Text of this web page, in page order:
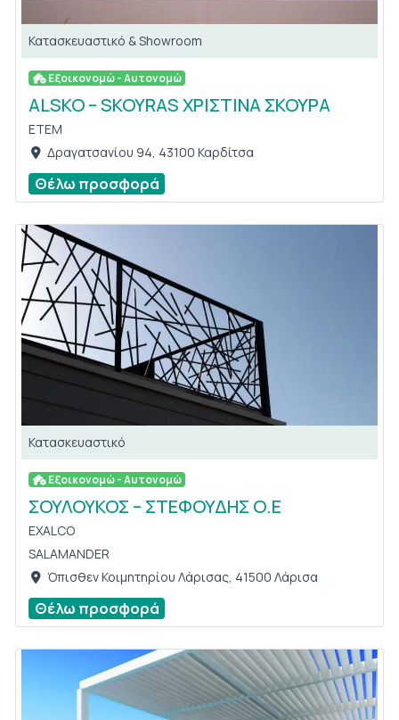
Κατασκευαστικό & Showroom
Εξοικονομώ - Αυτονομώ
ALSKO – SKOYRAS ΧΡΙΣΤΙΝΑ ΣΚΟΥΡΑ
ETEM
Δραγατσανίου 94, 43100 Καρδίτσα
Θέλω προσφορά
Κατασκευαστικό
Εξοικονομώ - Αυτονομώ
ΣΟΥΛΟΥΚΟΣ – ΣΤΕΦΟΥΔΗΣ Ο.Ε
EXALCO
SALAMANDER
Όπισθεν Κοιμητηρίου Λάρισας, 41500 Λάρισα
Θέλω προσφορά